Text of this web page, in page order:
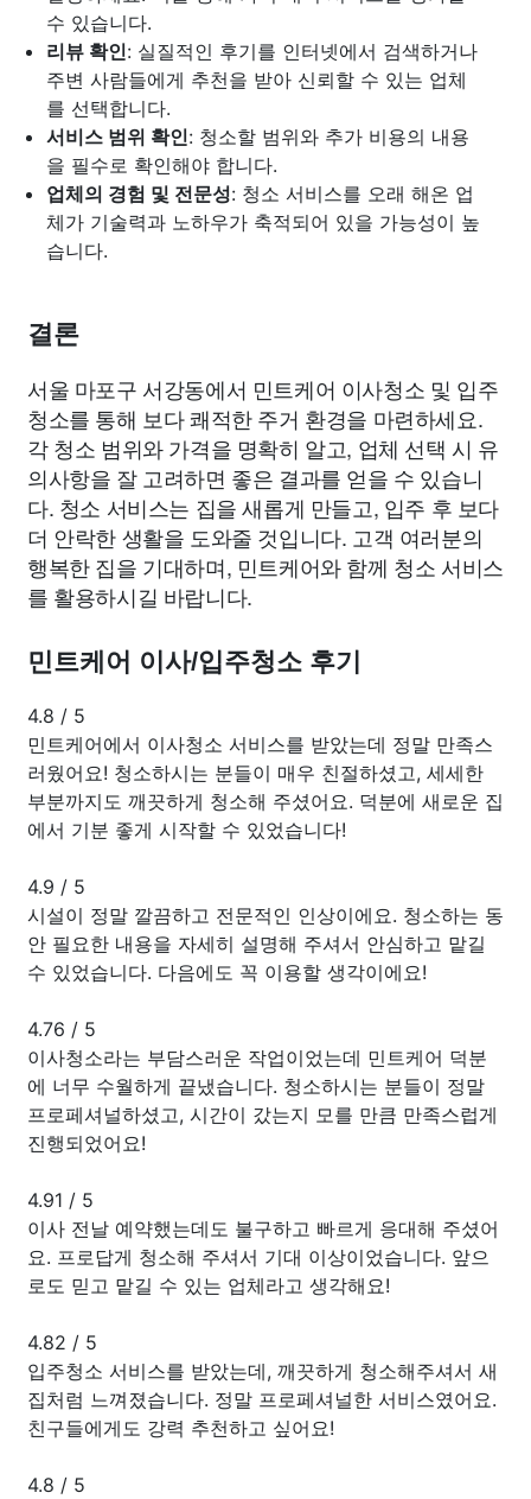
수 있습니다.
리뷰 확인: 실질적인 후기를 인터넷에서 검색하거나
주변 사람들에게 추천을 받아 신뢰할 수 있는 업체
를 선택합니다.
서비스 범위 확인: 청소할 범위와 추가 비용의 내용
을 필수로 확인해야 합니다.
업체의 경험 및 전문성: 청소 서비스를 오래 해온 업
체가 기술력과 노하우가 축적되어 있을 가능성이 높
습니다.
결론
서울 마포구 서강동에서 민트케어 이사청소 및 입주
청소를 통해 보다 쾌적한 주거 환경을 마련하세요.
각 청소 범위와 가격을 명확히 알고, 업체 선택 시 유
의사항을 잘 고려하면 좋은 결과를 얻을 수 있습니
다. 청소 서비스는 집을 새롭게 만들고, 입주 후 보다
더 안락한 생활을 도와줄 것입니다. 고객 여러분의
행복한 집을 기대하며, 민트케어와 함께 청소 서비스
를 활용하시길 바랍니다.
민트케어 이사/입주청소 후기
4.8 / 5
민트케어에서 이사청소 서비스를 받았는데 정말 만족스
러웠어요! 청소하시는 분들이 매우 친절하셨고, 세세한
부분까지도 깨끗하게 청소해 주셨어요. 덕분에 새로운 집
에서 기분 좋게 시작할 수 있었습니다!
4.9 / 5
시설이 정말 깔끔하고 전문적인 인상이에요. 청소하는 동
안 필요한 내용을 자세히 설명해 주셔서 안심하고 맡길
수 있었습니다. 다음에도 꼭 이용할 생각이에요!
4.76 / 5
이사청소라는 부담스러운 작업이었는데 민트케어 덕분
에 너무 수월하게 끝냈습니다. 청소하시는 분들이 정말
프로페셔널하셨고, 시간이 갔는지 모를 만큼 만족스럽게
진행되었어요!
4.91 / 5
이사 전날 예약했는데도 불구하고 빠르게 응대해 주셨어
요. 프로답게 청소해 주셔서 기대 이상이었습니다. 앞으
로도 믿고 맡길 수 있는 업체라고 생각해요!
4.82 / 5
입주청소 서비스를 받았는데, 깨끗하게 청소해주셔서 새
집처럼 느껴졌습니다. 정말 프로페셔널한 서비스였어요.
친구들에게도 강력 추천하고 싶어요!
4.8 / 5